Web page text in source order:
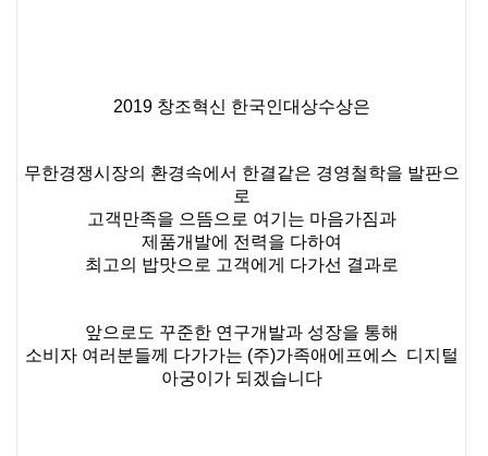
2019 창조혁신 한국인대상수상은
무한경쟁시장의 환경속에서 한결같은 경영철학을 발판으
로
고객만족을 으뜸으로 여기는 마음가짐과
제품개발에 전력을 다하여
최고의 밥맛으로 고객에게 다가선 결과로
앞으로도 꾸준한 연구개발과 성장을 통해
소비자 여러분들께 다가가는 (주)가족애에프에스 디지털
아궁이가 되겠습니다